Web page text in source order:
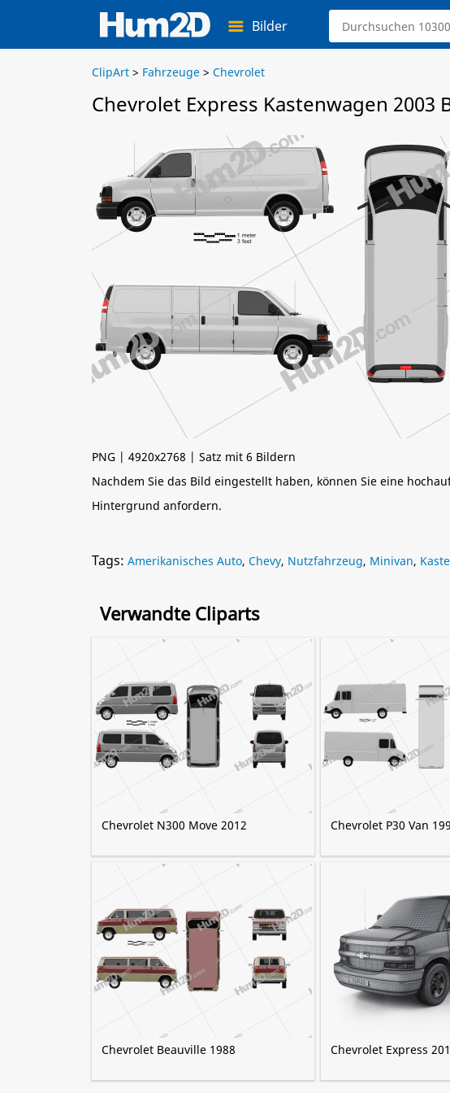
Bilder
ClipArt > Fahrzeuge > Chevrolet
Chevrolet Express Kastenwagen 2003
PNG | 4920x2768 | Satz mit 6 Bildern
Nachdem Sie das Bild eingestellt haben, können Sie eine
Hintergrund anfordern.
Tags: Amerikanisches Auto, Chevy, Nutzfahrzeug, Minivan,
Verwandte Cliparts
Chevrolet N300 Move 2012 Chevrolet P30 Van
Chevrolet Beauville 1988 Chevrolet Express